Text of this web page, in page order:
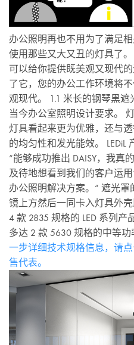
办公照明再也不用为了满足
使用那些又大又丑的灯具了
可以给你提供既美观又现代
了它，您的办公工作环境将
观现代。 1.1 米长的钢琴黑
当今办公室照明设计要求。
灯具看起来更为优雅，还与
的均匀性和发光能效。 LEDiL
“能够成功推出 DAISY，我真
及待地想看到我们的客户运
办公照明解决方案。“ 遮光
镜上方然后一同卡入灯具外
4 款 2835 规格的 LED 系列
多达 2 款 5630 规格的中等功
一步详细技术规格信息，请
售代表。